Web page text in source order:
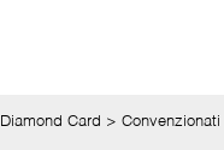
Diamond Card > Convenzionati